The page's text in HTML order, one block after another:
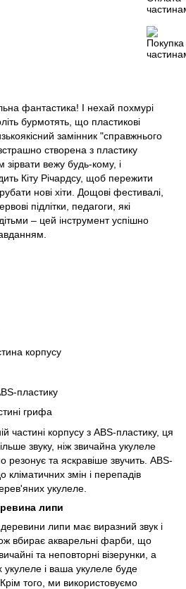
фантастика! І нехай похмурі
бурмотять, що пластикові
замінник "справжнього
створена з пластику
зірвати вежу будь-кому, і
Кіту Річардсу, щоб пережити
нові хіти. Дощові фестивалі,
підлітки, педагоги, які
– цей інструмент успішно
корпусу
пластику
грифа
частині корпусу з ABS-пластику, ця
звуку, ніж звичайна укулеле
резонує та яскравіше звучить. ABS-
змін і перепадів
укулеле.
липи
липи має виразний звук і
вбирає акварельні фарби, що
та неповторні візерунки, а
і ваша укулеле буде
того, ми використовуємо